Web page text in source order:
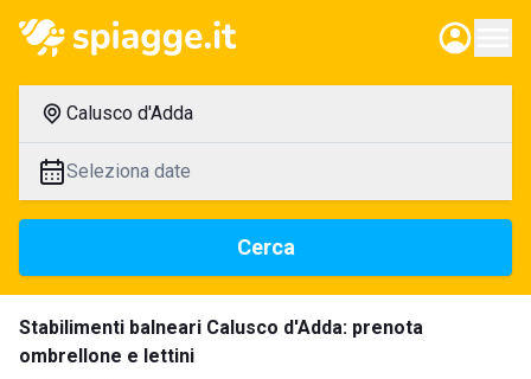
Calusco d'Adda
Seleziona date
Cerca
Stabilimenti balneari Calusco d'Adda: prenota
ombrellone e lettini